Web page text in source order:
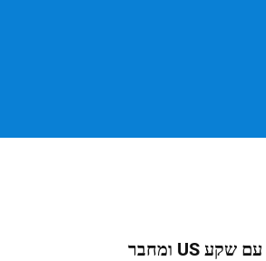
כבל חשמל אמריקאי 515p 16awg עם שקע US ומחבר